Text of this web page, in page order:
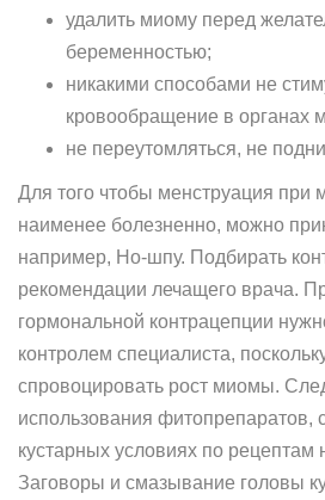
удалить миому перед
беременностью;
никакими способами не
кровообращение в органах
не переутомляться, не
Для того чтобы менструация при
наименее болезненно, можно
например, Но-шпу. Подбирать
рекомендации лечащего врача.
гормональной контрацепции
контролем специалиста,
спровоцировать рост миомы.
использования фитопрепаратов,
кустарных условиях по
Заговоры и смазывание головы